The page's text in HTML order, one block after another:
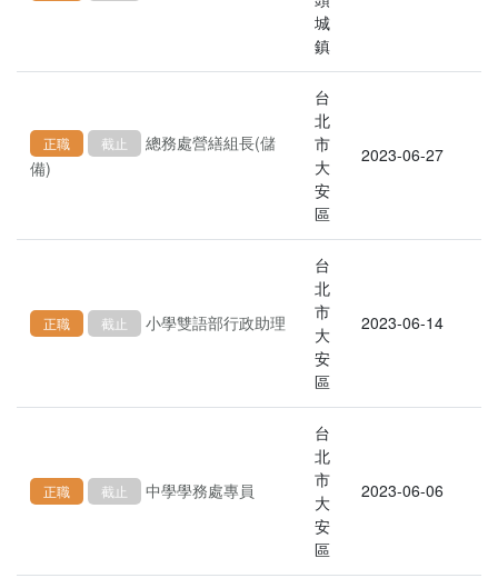
城
鎮
正職 截止
總務處營繕組長(儲
備)
台
北
市
大
安
區
2023-06-27
正職 截止 小學雙語部行政助理
台
北
市
大
安
區
2023-06-14
正職 截止 中學學務處專員
台
北
市
大
安
區
2023-06-06